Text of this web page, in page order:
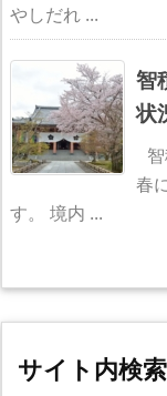
やしだれ ...
智
状
春
す。 境内 ...
サイト内検索